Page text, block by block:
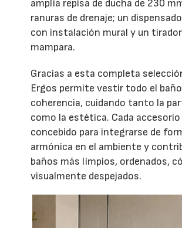
amplia repisa de ducha de 230
ranuras de drenaje; un
con instalación mural y un
mampara.
Gracias a esta completa
Ergos permite vestir todo el
coherencia, cuidando tanto la
como la estética. Cada accesorio
concebido para integrarse de
armónica en el ambiente y
baños más limpios, ordenados,
visualmente despejados.